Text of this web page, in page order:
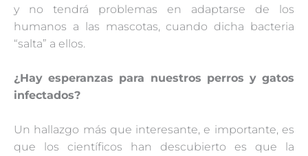
y no tendrá problemas en adaptarse de los
humanos a las mascotas, cuando dicha bacteria
“salta” a ellos.
¿Hay esperanzas para nuestros perros y gatos
infectados?
Un hallazgo más que interesante, e importante, es
que los científicos han descubierto es que la